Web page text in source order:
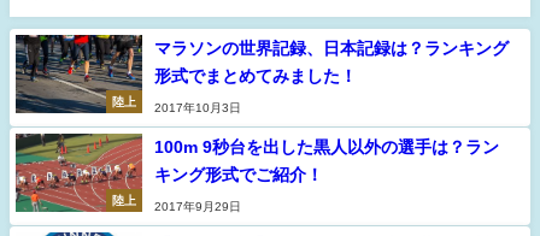
陸上
マラソンの世界記録、日本記録は？ランキング
形式でまとめてみました！
2017年10月3日
陸上
100m 9秒台を出した黒人以外の選手は？ラン
キング形式でご紹介！
2017年9月29日